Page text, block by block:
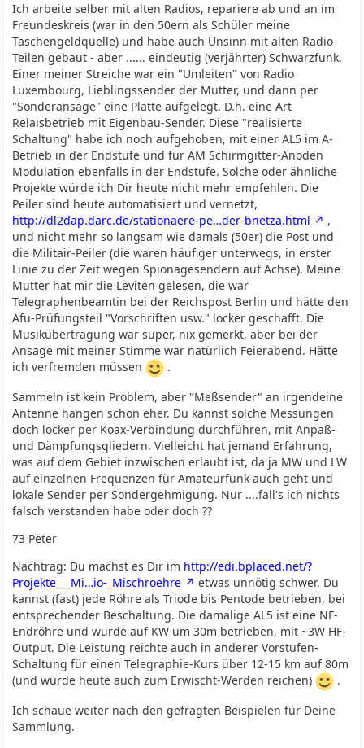
Ich arbeite selber mit alten Radios, repariere ab und an im
Freundeskreis (war in den 50ern als Schüler meine
Taschengeldquelle) und habe auch Unsinn mit alten Radio-
Teilen gebaut - aber ...... eindeutig (verjährter) Schwarzfunk.
Einer meiner Streiche war ein "Umleiten" von Radio
Luxembourg, Lieblingssender der Mutter, und dann per
"Sonderansage" eine Platte aufgelegt. D.h. eine Art
Relaisbetrieb mit Eigenbau-Sender. Diese "realisierte
Schaltung" habe ich noch aufgehoben, mit einer AL5 im A-
Betrieb in der Endstufe und für AM Schirmgitter-Anoden
Modulation ebenfalls in der Endstufe. Solche oder ähnliche
Projekte würde ich Dir heute nicht mehr empfehlen. Die
Peiler sind heute automatisiert und vernetzt,
http://dl2dap.darc.de/stationaere-pe…der-bnetza.html
,
und nicht mehr so langsam wie damals (50er) die Post und
die Militair-Peiler (die waren häufiger unterwegs, in erster
Linie zu der Zeit wegen Spionagesendern auf Achse). Meine
Mutter hat mir die Leviten gelesen, die war
Telegraphenbeamtin bei der Reichspost Berlin und hätte den
Afu-Prüfungsteil "Vorschriften usw." locker geschafft. Die
Musikübertragung war super, nix gemerkt, aber bei der
Ansage mit meiner Stimme war natürlich Feierabend. Hätte
ich verfremden müssen
.
Sammeln ist kein Problem, aber "Meßsender" an irgendeine
Antenne hängen schon eher. Du kannst solche Messungen
doch locker per Koax-Verbindung durchführen, mit Anpaß-
und Dämpfungsgliedern. Vielleicht hat jemand Erfahrung,
was auf dem Gebiet inzwischen erlaubt ist, da ja MW und LW
auf einzelnen Frequenzen für Amateurfunk auch geht und
lokale Sender per Sondergehmigung. Nur ....fall's ich nichts
falsch verstanden habe oder doch ??
73 Peter
Nachtrag: Du machst es Dir im http://edi.bplaced.net/?
Projekte___Mi…io-_Mischroehre
etwas unnötig schwer. Du
kannst (fast) jede Röhre als Triode bis Pentode betrieben, bei
entsprechender Beschaltung. Die damalige AL5 ist eine NF-
Endröhre und wurde auf KW um 30m betrieben, mit ~3W HF-
Output. Die Leistung reichte auch in anderer Vorstufen-
Schaltung für einen Telegraphie-Kurs über 12-15 km auf 80m
(und würde heute auch zum Erwischt-Werden reichen)
.
Ich schaue weiter nach den gefragten Beispielen für Deine
Sammlung.